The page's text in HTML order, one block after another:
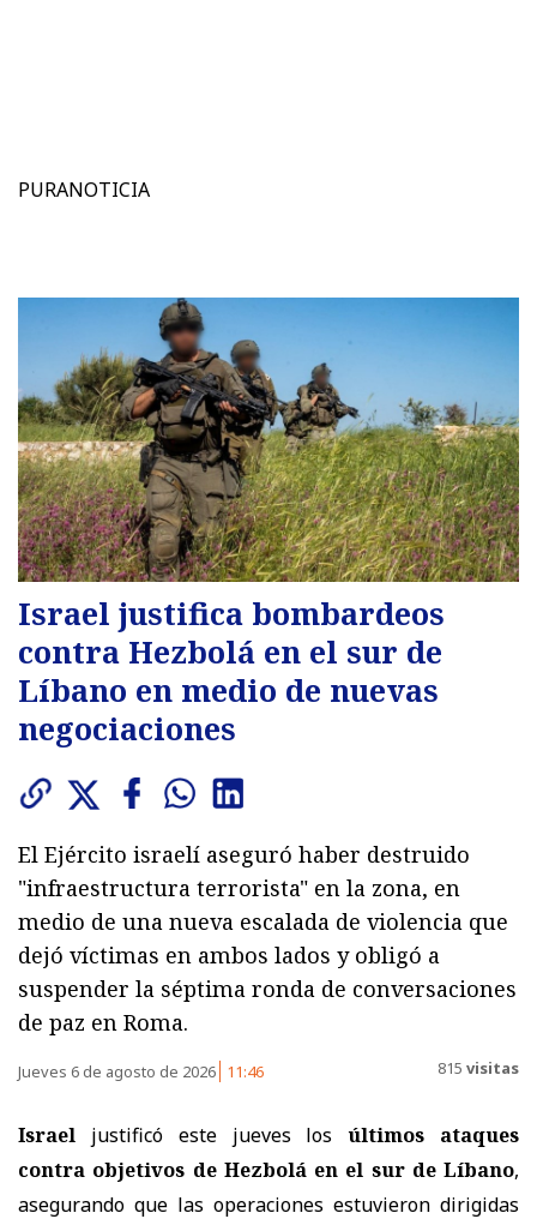
PURANOTICIA
Israel justifica bombardeos
contra Hezbolá en el sur de
Líbano en medio de nuevas
negociaciones
El Ejército israelí aseguró haber destruido
"infraestructura terrorista" en la zona, en
medio de una nueva escalada de violencia que
dejó víctimas en ambos lados y obligó a
suspender la séptima ronda de conversaciones
de paz en Roma.
Jueves 6 de agosto de 2026 11:46 815 visitas
Israel justificó este jueves losúltimos ataques
contra objetivos de Hezbolá en el sur de Líbano,
asegurando que las operaciones estuvieron dirigidas